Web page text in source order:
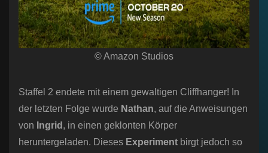
© Amazon Studios
Staffel 2 endete mit einem gewaltigen Cliffhanger! In
der letzten Folge wurde Nathan, auf die Anweisungen
von Ingrid , in einen geklonten Körper
heruntergeladen. Dieses Experiment birgt jedoch so